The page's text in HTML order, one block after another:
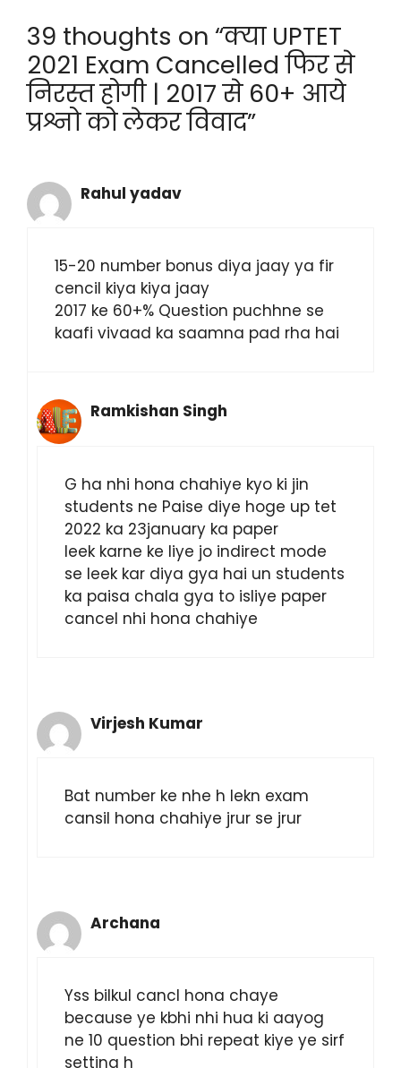
er gr
a
m
ts
A
p
p
e
b
o
o
k
39 thoughts on “क्या UPTET
2021 Exam Cancelled फिर से
निरस्त होगी | 2017 से 60+ आये
प्रश्नो को लेकर विवाद”
Rahul yadav
15-20 number bonus diya jaay ya fir
cencil kiya kiya jaay
2017 ke 60+% Question puchhne se
kaafi vivaad ka saamna pad rha hai
Ramkishan Singh
G ha nhi hona chahiye kyo ki jin
students ne Paise diye hoge up tet
2022 ka 23january ka paper
leek karne ke liye jo indirect mode
se leek kar diya gya hai un students
ka paisa chala gya to isliye paper
cancel nhi hona chahiye
Virjesh Kumar
Bat number ke nhe h lekn exam
cansil hona chahiye jrur se jrur
Archana
Yss bilkul cancl hona chaye
because ye kbhi nhi hua ki aayog
ne 10 question bhi repeat kiye ye sirf
setting h